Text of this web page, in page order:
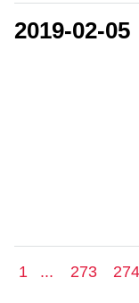
2019-02-05
1 ... 273 274